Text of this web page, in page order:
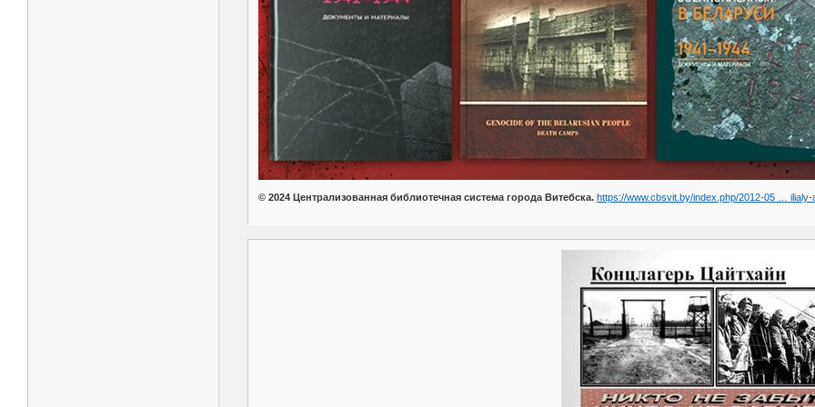
© 2024 Централизованная библиотечная система города Витебска. https://www.cbsvit.by/index.php/2012-05 … ilialy-